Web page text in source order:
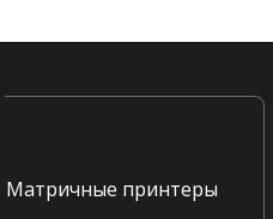
Матричные принтеры